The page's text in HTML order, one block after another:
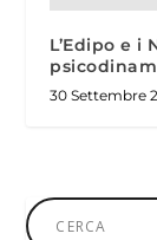
L’Edipo e i
30 Settembre